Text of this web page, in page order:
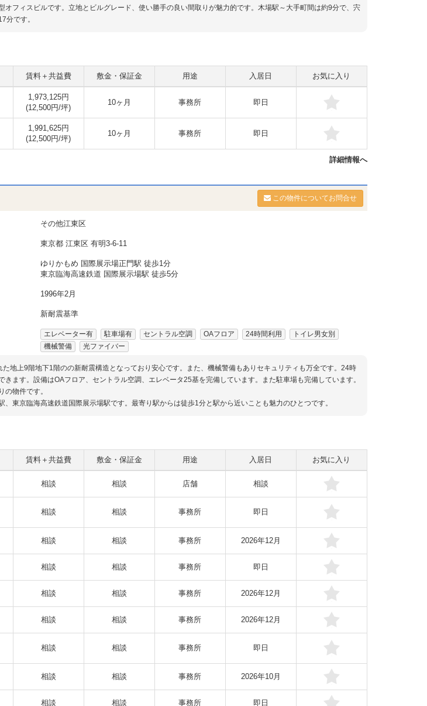
オフィスビルです。立地とビルグレード、使い勝手の良い間取りが魅力的です。木場駅～大手町間は約9分で、宍
分です。
賃料＋共益費 敷金・保証金 用途 入居日 お気に入り
1,973,125円
(12,500円/坪)
10ヶ月 事務所 即日
1,991,625円
(12,500円/坪)
10ヶ月 事務所 即日
詳細情報へ
この物件についてお問合せ
その他江東区
東京都 江東区有明3-6-11
ゆりかもめ 国際展示場正門駅 徒歩1分
東京臨海高速鉄道 国際展示場駅 徒歩5分
1996年2月
新耐震基準
エレベーター有 駐車場有 セントラル空調 OAフロア 24時間利用
トイレ男女別
機械警備
光ファイバー
地上9階地下1階のの新耐震構造となっており安心です。また、機械警備もありセキュリティも万全です。24時
きます。設備はOAフロア、セントラル空調、エレベータ25基を完備しています。また駐車場も完備しています。
の物件です。
東京臨海高速鉄道国際展示場駅です。最寄り駅からは徒歩1分と駅から近いことも魅力のひとつです。
賃料＋共益費 敷金・保証金 用途 入居日 お気に入り
相談 相談 店舗 相談
相談 相談 事務所 即日
相談 相談 事務所 2026年12月
相談 相談 事務所 即日
相談 相談 事務所 2026年12月
相談 相談 事務所 2026年12月
相談 相談 事務所 即日
相談 相談 事務所 2026年10月
相談 相談 事務所 即日